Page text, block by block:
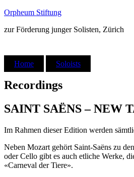
Orpheum Stiftung
zur Förderung junger Solisten, Zürich
Home Soloists
Recordings
SAINT SAËNS – NEW
Im Rahmen dieser Edition werden
Neben Mozart gehört Saint-Saëns zu
oder Cello gibt es auch etliche Werke,
«Carneval der Tiere».